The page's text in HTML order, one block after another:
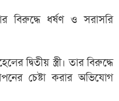
বিরুদ্ধে ধর্ষণ ও সরাসরি
দ্বিতীয় স্ত্রী। তার বিরুদ্ধে
চেষ্টা করার অভিযোগ